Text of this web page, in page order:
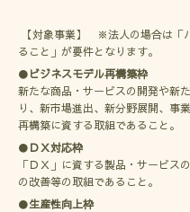
【対象事業】 ※法人の場合は「
ること」が要件となります。
●ビジネスモデル再構築枠
新たな商品・サービスの開発や新
り、新市場進出、新分野展開、事
再構築に資する取組であること。
●ＤＸ対応枠
「ＤＸ」に資する製品・サービス
の改善等の取組であること。
●生産性向上枠